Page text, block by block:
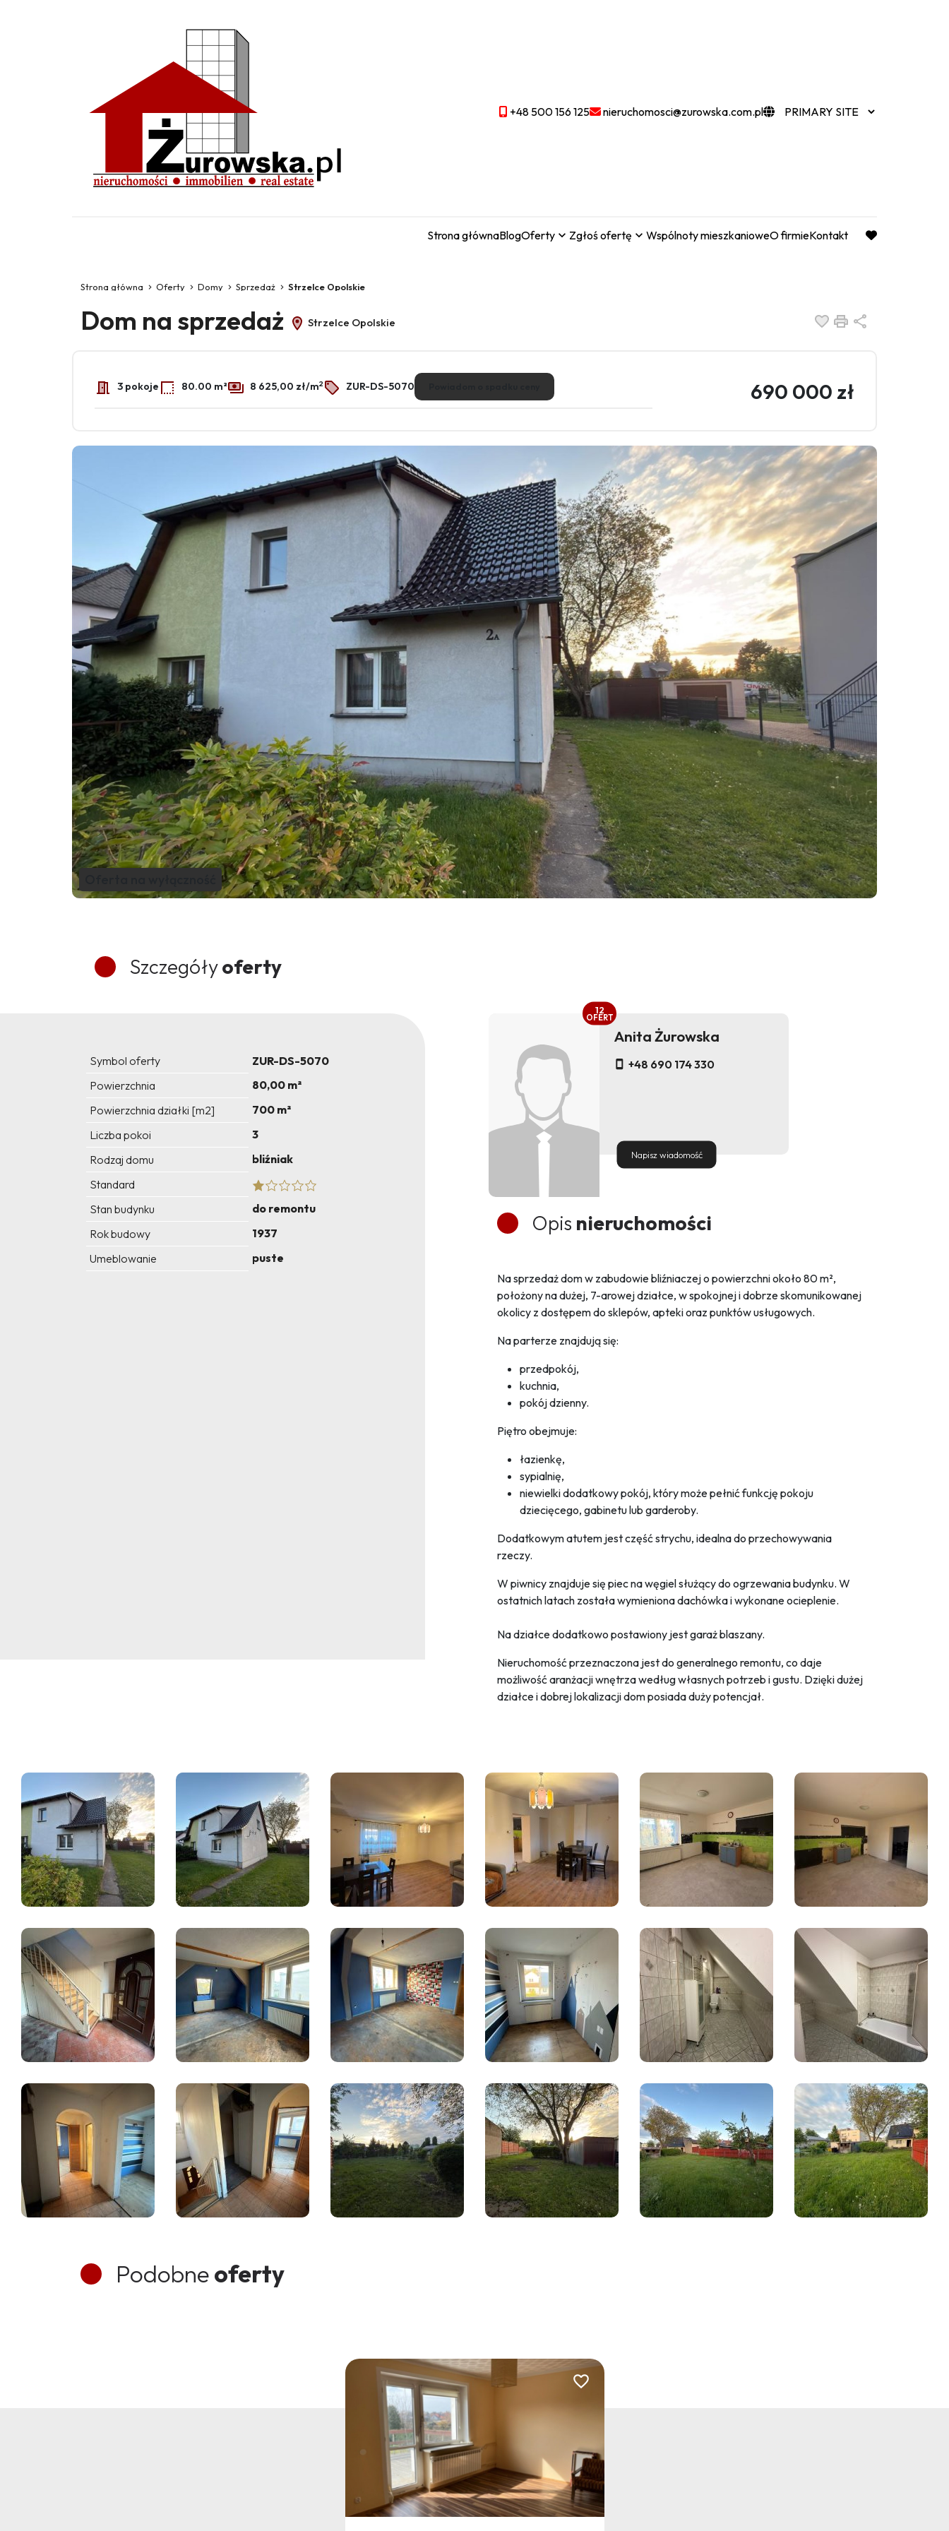
+48 500 156 125 nieruchomosci@zurowska.com.pl
Strona głównaBlogOferty Zgłoś ofertę Wspólnoty mieszkanioweO firmieKontakt
favorite
Strona główna Oferty Domy Sprzedaż Strzelce Opolskie
Dom na sprzedaż Strzelce Opolskie Dodaj do ulubionych
Drukuj
3 pokoje 80.00 m² 8 625,00 zł/m2 ZUR-DS-5070 690 000 zł
Szczegółyoferty
Symbol oferty
ZUR-DS-5070
Powierzchnia
80,00 m²
Powierzchnia działki [m2]
700 m²
Liczba pokoi
3
Rodzaj domu
bliźniak
Standard
Stan budynku
do remontu
Rok budowy
1937
Umeblowanie
puste
Anita Żurowska
+48 690 174 330
Napisz wiadomość
12
OFERT
Opis nieruchomości
Na sprzedaż dom w zabudowie bliźniaczej o powierzchni około 80 m²,
położony na dużej, 7-arowej działce, w spokojnej i dobrze skomunikowanej
okolicy z dostępem do sklepów, apteki oraz punktów usługowych.
Na parterze znajdują się:
przedpokój,
kuchnia,
pokój dzienny.
Piętro obejmuje:
łazienkę,
sypialnię,
niewielki dodatkowy pokój, który może pełnić funkcję pokoju
dziecięcego, gabinetu lub garderoby.
Dodatkowym atutem jest część strychu, idealna do przechowywania
rzeczy.
W piwnicy znajduje się piec na węgiel służący do ogrzewania budynku. W
ostatnich latach została wymieniona dachówka i wykonane ocieplenie.
Na działce dodatkowo postawiony jest garaż blaszany.
Nieruchomość przeznaczona jest do generalnego remontu, co daje
możliwość aranżacji wnętrza według własnych potrzeb i gustu. Dzięki dużej
działce i dobrej lokalizacji dom posiada duży potencjał.
Podobneoferty
Dodaj do ulubionych